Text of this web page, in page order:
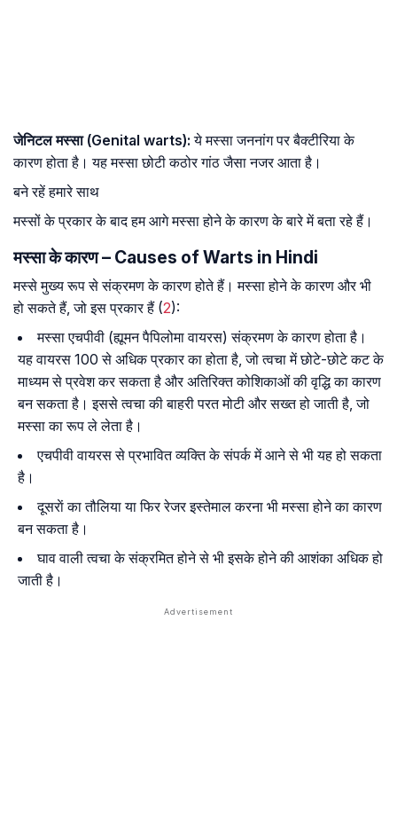
जेनिटल मस्सा (Genital warts): ये मस्सा जननांग पर बैक्टीरिया के
कारण होता है। यह मस्सा छोटी कठोर गांठ जैसा नजर आता है।
बने रहें हमारे साथ
मस्सों के प्रकार के बाद हम आगे मस्सा होने के कारण के बारे में बता रहे हैं।
मस्सा के कारण – Causes of Warts in Hindi
मस्से मुख्य रूप से संक्रमण के कारण होते हैं। मस्सा होने के कारण और भी
हो सकते हैं, जो इस प्रकार हैं (2):
मस्सा एचपीवी (ह्यूमन पैपिलोमा वायरस) संक्रमण के कारण होता है।
यह वायरस 100 से अधिक प्रकार का होता है, जो त्वचा में छोटे-छोटे कट के
माध्यम से प्रवेश कर सकता है और अतिरिक्त कोशिकाओं की वृद्धि का कारण
बन सकता है। इससे त्वचा की बाहरी परत मोटी और सख्त हो जाती है, जो
मस्सा का रूप ले लेता है।
एचपीवी वायरस से प्रभावित व्यक्ति के संपर्क में आने से भी यह हो सकता
है।
दूसराें का तौलिया या फिर रेजर इस्तेमाल करना भी मस्सा होने का कारण
बन सकता है।
घाव वाली त्वचा के संक्रमित होने से भी इसके होने की आशंका अधिक हो
जाती है।